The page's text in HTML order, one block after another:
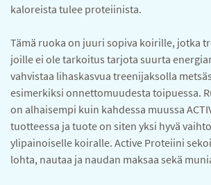
kaloreista tulee proteiinista.
Tämä ruoka on juuri sopiva koirille, jotka
joille ei ole tarkoitus tarjota suurta
vahvistaa lihaskasvua treenijaksolla
esimerkiksi onnettomuudesta toipuessa.
on alhaisempi kuin kahdessa muussa
tuotteessa ja tuote on siten yksi hyvä
ylipainoiselle koiralle. Active Proteiini
lohta, nautaa ja naudan maksaa sekä